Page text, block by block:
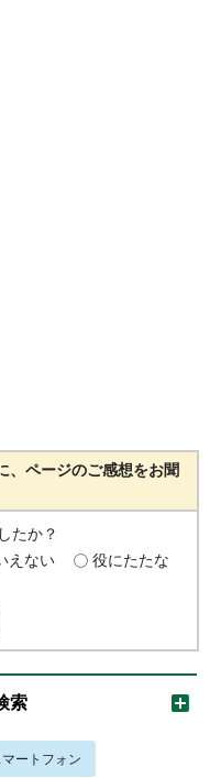
、ページのご感想をお聞
たか？
えない
役にたたな
索
マートフォン